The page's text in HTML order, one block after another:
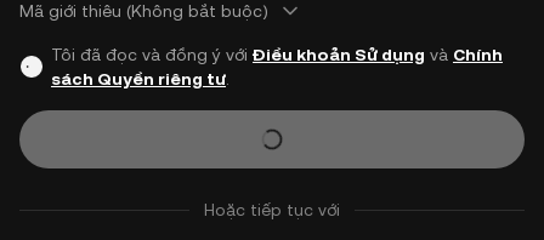
Mã giới thiêu (Không bắt buộc)
Tôi đã đọc và đồng ý với Điều khoản Sử dụng và Chính
sách Quyền riêng tư.
Hoặc tiếp tục với